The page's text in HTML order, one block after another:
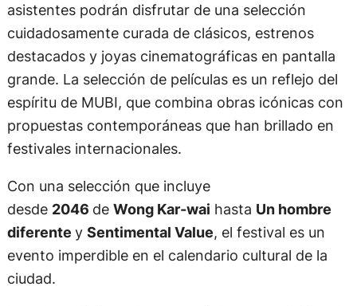
asistentes podrán disfrutar de una selección
cuidadosamente curada de clásicos, estrenos
destacados y joyas cinematográficas en pantalla
grande. La selección de películas es un reflejo del
espíritu de MUBI, que combina obras icónicas con
propuestas contemporáneas que han brillado en
festivales internacionales.
Con una selección que incluye
desde 2046 de Wong Kar-wai hasta Un hombre
diferente y Sentimental Value, el festival es un
evento imperdible en el calendario cultural de la
ciudad.